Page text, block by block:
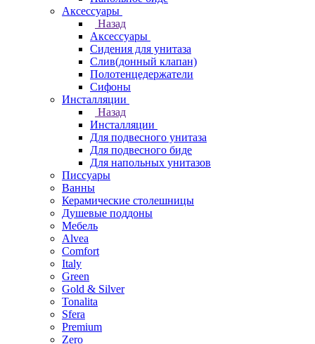
Аксессуары
Назад
Аксессуары
Сидения для унитаза
Слив(донный клапан)
Полотенцедержатели
Сифоны
Инсталляции
Назад
Инсталляции
Для подвесного унитаза
Для подвесного биде
Для напольных унитазов
Писсуары
Ванны
Керамические столешницы
Душевые поддоны
Мебель
Alvea
Comfort
Italy
Green
Gold & Silver
Tonalita
Sfera
Premium
Zero